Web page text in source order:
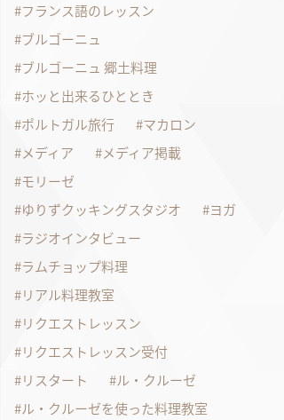
フランス語のレッスン
ブルゴーニュ
ブルゴーニュ 郷土料理
ホッと出来るひととき
ポルトガル旅行
マカロン
メディア
メディア掲載
モリーゼ
ゆりずクッキングスタジオ
ヨガ
ラジオインタビュー
ラムチョップ料理
リアル料理教室
リクエストレッスン
リクエストレッスン受付
リスタート
ル・クルーゼ
ル・クルーゼを使った料理教室